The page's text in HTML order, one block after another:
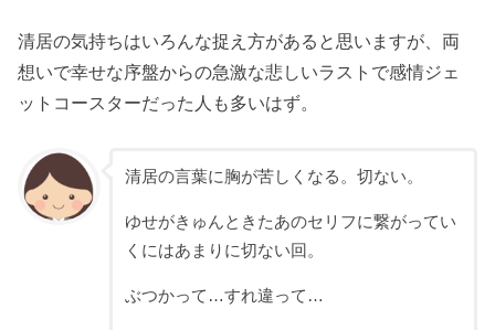
清居の気持ちはいろんな捉え方があると思いますが、両
想いで幸せな序盤からの急激な悲しいラストで感情ジェ
ットコースターだった人も多いはず。
清居の言葉に胸が苦しくなる。切ない。
ゆせがきゅんときたあのセリフに繋がってい
くにはあまりに切ない回。
ぶつかって…すれ違って…